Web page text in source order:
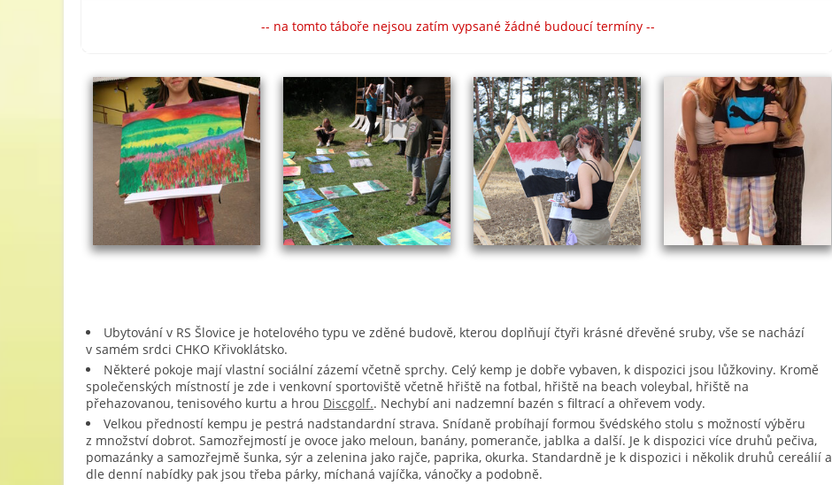
-- na tomto táboře nejsou zatím vypsané žádné budoucí termíny --
Ubytování v RS Šlovice je hotelového typu ve zděné budově, kterou doplňují čtyři krásné dřevěné sruby, vše se nachází
v samém srdci CHKO Křivoklátsko.
Některé pokoje mají vlastní sociální zázemí včetně sprchy. Celý kemp je dobře vybaven, k dispozici jsou lůžkoviny. Kromě
společenských místností je zde i venkovní sportoviště včetně hřiště na fotbal, hřiště na beach voleybal, hřiště na
přehazovanou, tenisového kurtu a hrou Discgolf.. Nechybí ani nadzemní bazén s filtrací a ohřevem vody.
Velkou předností kempu je pestrá nadstandardní strava. Snídaně probíhají formou švédského stolu s možností výběru
z množství dobrot. Samozřejmostí je ovoce jako meloun, banány, pomeranče, jablka a další. Je k dispozici více druhů pečiva,
pomazánky a samozřejmě šunka, sýr a zelenina jako rajče, paprika, okurka. Standardně je k dispozici i několik druhů cereálií a
dle denní nabídky pak jsou třeba párky, míchaná vajíčka, vánočky a podobně.